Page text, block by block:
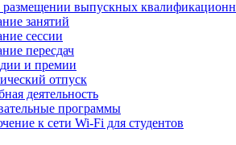
выпускных
занятий
сессии
пересдач
и премии
отпуск
деятельность
программы
к сети Wi-Fi для студентов